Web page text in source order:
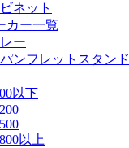
ネット
カー一覧
ー
ンフレットスタンド
以下
以上